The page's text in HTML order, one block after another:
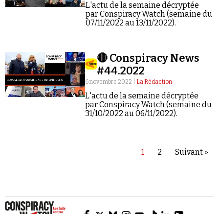
L'actu de la semaine décryptée
par Conspiracy Watch (semaine du
07/11/2022 au 13/11/2022).
🔴 Conspiracy News
#44.2022
6 novembre 2022 | La Rédaction
L'actu de la semaine décryptée
par Conspiracy Watch (semaine du
31/10/2022 au 06/11/2022).
1 2 Suivant »